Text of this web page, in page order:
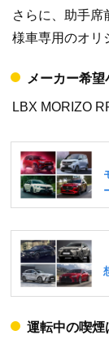
さらに、助手席
様車専用のオリ
メーカー希
LBX MORIZO
運転中の喫煙